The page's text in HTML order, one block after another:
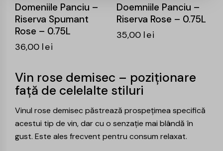
Domeniile Panciu –
Riserva Spumant
Rose – 0.75L
36,00 lei
Doemniile Panciu –
Riserva Rose – 0.75L
35,00 lei
Vin rose demisec – poziționare
față de celelalte stiluri
Vinul rose demisec păstrează prospețimea specifică
acestui tip de vin, dar cu o senzație mai blândă în
gust. Este ales frecvent pentru consum relaxat.